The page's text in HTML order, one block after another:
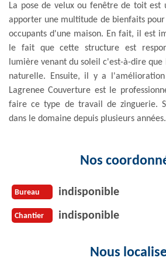
La pose de velux ou fenêtre de toit est
apporter une multitude de bienfaits
occupants d'une maison. En fait, il est
le fait que cette structure est
lumière venant du soleil c'est-à-dire
naturelle. Ensuite, il y a
Lagrenee Couverture est le
faire ce type de travail de zinguerie.
dans le domaine depuis plusieurs années.
Nos
Bureau indisponible
Chantier indisponible
Nous